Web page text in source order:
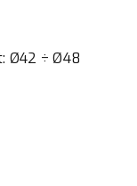
vận chuyển
giao hàng.
tiền của quý
yêu cầu.
Ø42 ÷ Ø48